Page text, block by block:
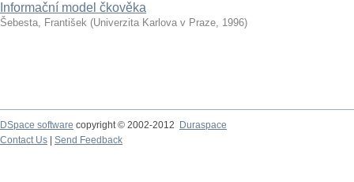
Informační model čkověka
Šebesta, František (Univerzita Karlova v Praze, 1996)
DSpace software copyright © 2002-2012
Duraspace
Contact Us
Send Feedback